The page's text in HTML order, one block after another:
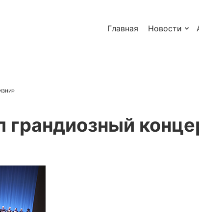
Главная Новости
грандиозный